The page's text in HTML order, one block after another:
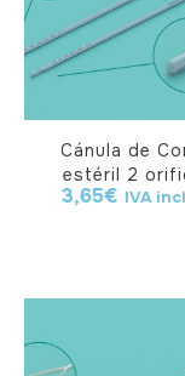
Cánula de
estéril 2
3,65€ IVA